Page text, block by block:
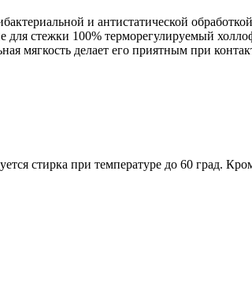
и антистатической
для стежки 100% терморегулируемый
мягкость делает его приятным при
стирка при температуре до 60 град.